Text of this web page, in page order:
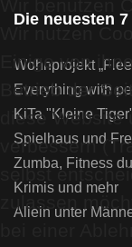
Die neuesten
Wohnprojekt
Everything with
KiTa "Kleine
Spielhaus und
Zumba, Fitness
Krimis und mehr
Allein unter
Wir nutzen
Einige von
Betrieb der
diese
verbessern
selbst
zulassen